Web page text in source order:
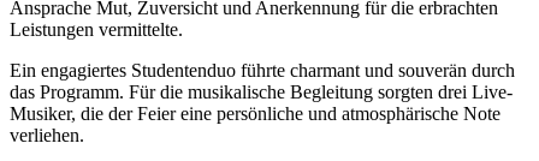
Ansprache Mut, Zuversicht und Anerkennung für die erbrachten
Leistungen vermittelte.
Ein engagiertes Studentenduo führte charmant und souverän durch
das Programm. Für die musikalische Begleitung sorgten drei Live-
Musiker, die der Feier eine persönliche und atmosphärische Note
verliehen.